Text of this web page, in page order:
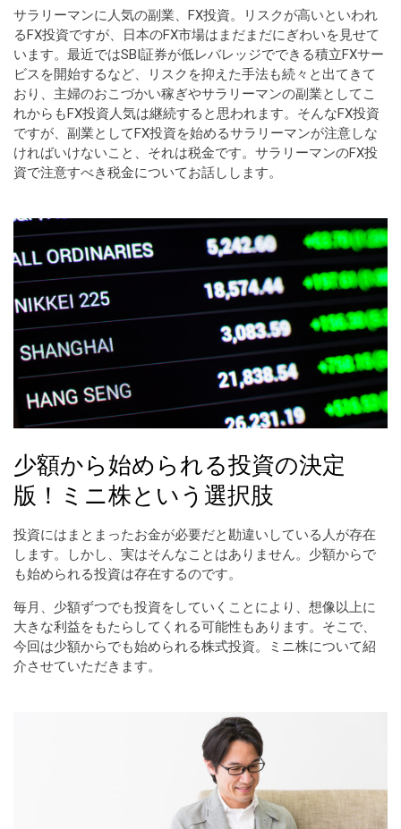
サラリーマンに人気の副業、FX投資。リスクが高いといわれ
るFX投資ですが、日本のFX市場はまだまだにぎわいを見せて
います。最近ではSBI証券が低レバレッジでできる積立FXサー
ビスを開始するなど、リスクを抑えた手法も続々と出てきて
おり、主婦のおこづかい稼ぎやサラリーマンの副業としてこ
れからもFX投資人気は継続すると思われます。そんなFX投資
ですが、副業としてFX投資を始めるサラリーマンが注意しな
ければいけないこと、それは税金です。サラリーマンのFX投
資で注意すべき税金についてお話しします。
少額から始められる投資の決定
版！ミニ株という選択肢
投資にはまとまったお金が必要だと勘違いしている人が存在
します。しかし、実はそんなことはありません。少額からで
も始められる投資は存在するのです。
毎月、少額ずつでも投資をしていくことにより、想像以上に
大きな利益をもたらしてくれる可能性もあります。そこで、
今回は少額からでも始められる株式投資。ミニ株について紹
介させていただきます。